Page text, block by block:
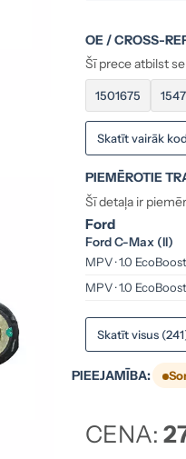
OE / CROSS-
Šī prece atbilst
1501675
Skatīt vairāk
PIEMĒROTIE
Šī detaļa ir
Ford
Ford C-Max (II)
MPV · 1.0
MPV · 1.0
Skatīt visus
PIEEJAMĪBA:
CENA: